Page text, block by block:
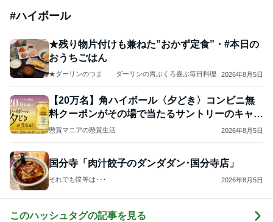
#ハイボール
★残り物片付けも兼ねた”おかず定食”・#本日の
おうちごはん
★ダーリンのつま ダーリンの胃ぶくろ喜ぶ毎日料理 2026年8月5日
【20万名】角ハイボール〈夕どき〉コンビニ無
料クーポンがその場で当たるサントリーのキャン
ペーン
懸賞マニアの懸賞生活 2026年8月5日
国分寺「肉汁餃子のダンダダン･国分寺店」
それでも僕等は･･･ 2026年8月5日
このハッシュタグの記事を見る